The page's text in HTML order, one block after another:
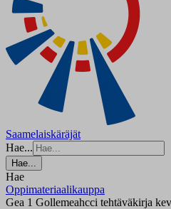
Saamelaiskäräjät
Hae...
Hae...
Hae
Oppimateriaalikauppa
Gea 1 Gollemeahcci tehtäväkirja